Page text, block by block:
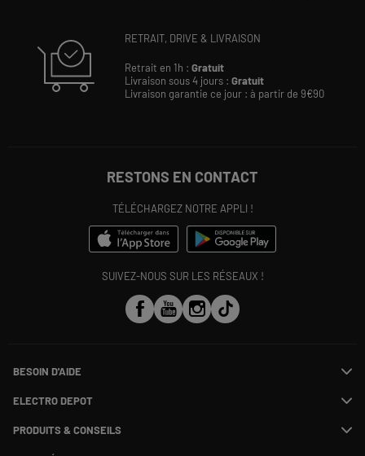
RETRAIT, DRIVE & LIVRAISON
Retrait en 1h : Gratuit
Livraison sous 4 jours : Gratuit
Livraison garantie ce jour : à partir de 9€90
RESTONS EN CONTACT
TÉLÉCHARGEZ NOTRE APPLI !
SUIVEZ-NOUS SUR LES RÉSEAUX !
BESOIN D'AIDE
Suivre ma commande
SAV
Payer en plusieurs fois
ELECTRO DEPOT
PRODUITS & CONSEILS
Nos marques